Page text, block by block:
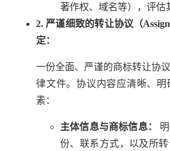
著作权、域名等），评估
2. 严谨细致的转让协议（
定：
一份全面、严谨的商标转让协
律文件。协议内容应清晰、
素：
主体信息与商标信息：
份、联系方式，以及所